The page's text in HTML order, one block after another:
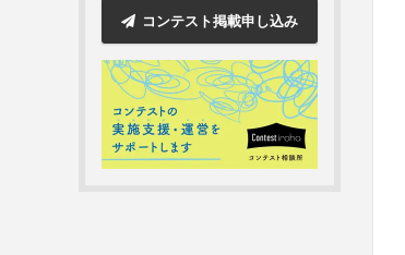
コンテスト掲載申し込み